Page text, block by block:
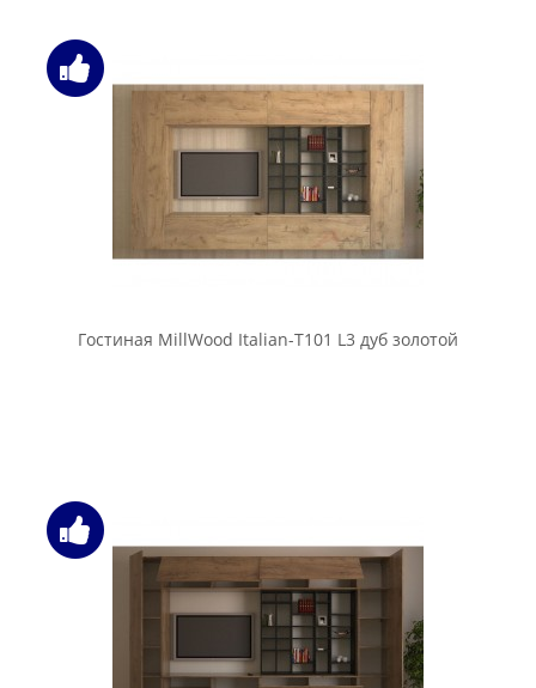
Гостиная MillWood Italian-T101 L3 дуб золотой